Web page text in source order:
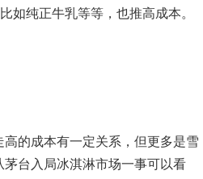
如纯正牛乳等等，也推高成本。
的成本有一定关系，但更多是雪
台入局冰淇淋市场一事可以看